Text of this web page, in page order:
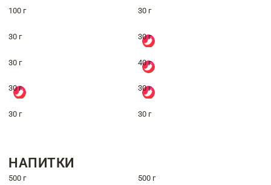
100 г 30 г
30 г 30 г
30 г 40 г
30 г 30 г
30 г 30 г
НАПИТКИ
500 г 500 г